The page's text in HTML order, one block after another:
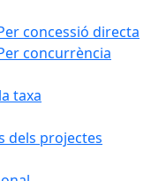
concessió directa
concurrència
taxa
dels projectes